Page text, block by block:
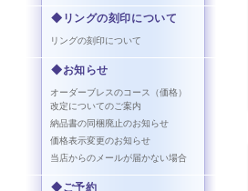
◆リングの刻印について
リングの刻印について
◆お知らせ
オーダーブレスのコース（価格）
改定についてのご案内
納品書の同梱廃止のお知らせ
価格表示変更のお知らせ
当店からのメールが届かない場合
◆ご予約